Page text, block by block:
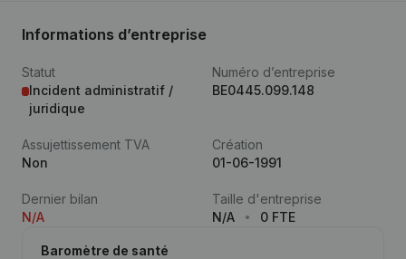
Informations d’entreprise
Statut
Incident administratif /
juridique
Numéro d’entreprise
BE0445.099.148
Assujettissement TVA
Non
Création
01-06-1991
Dernier bilan
N/A
Taille d'entreprise
N/A
0 FTE
Baromètre de santé